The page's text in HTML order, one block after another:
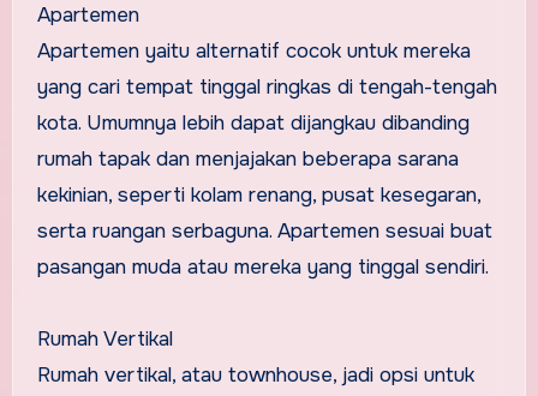
Apartemen
Apartemen yaitu alternatif cocok untuk mereka
yang cari tempat tinggal ringkas di tengah-tengah
kota. Umumnya lebih dapat dijangkau dibanding
rumah tapak dan menjajakan beberapa sarana
kekinian, seperti kolam renang, pusat kesegaran,
serta ruangan serbaguna. Apartemen sesuai buat
pasangan muda atau mereka yang tinggal sendiri.
Rumah Vertikal
Rumah vertikal, atau townhouse, jadi opsi untuk